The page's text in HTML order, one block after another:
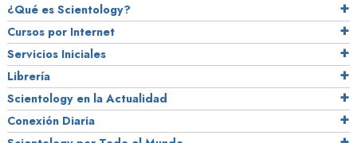
¿Qué es Scientology?
Cursos por Internet
Servicios Iniciales
Librería
Scientology en la Actualidad
Conexión Diaria